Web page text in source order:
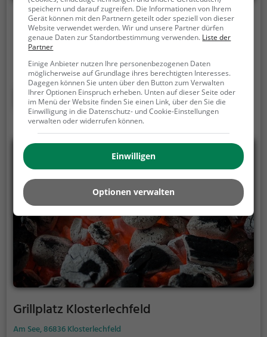
Grillplatz München
Alemannenstraße, 81543 München
Keine Beschreibung verfügbar.
Mehr erfahren
Grillplatz Klosterlechfeld
Am See, 86836 Klosterlechfeld
speichern und darauf zugreifen. Die Informationen von Ihrem
Gerät können mit den Partnern geteilt oder speziell von dieser
Website verwendet werden. Wir und unsere Partner dürfen
genaue Daten zur Standortbestimmung verwenden. Liste der
Partner
Einige Anbieter nutzen Ihre personenbezogenen Daten
möglicherweise auf Grundlage ihres berechtigten Interesses.
Dagegen können Sie unten über den Button zum Verwalten
Ihrer Optionen Einspruch erheben. Unten auf dieser Seite oder
im Menü der Website finden Sie einen Link, über den Sie die
Einwilligung in die Datenschutz- und Cookie-Einstellungen
verwalten oder widerrufen können.
Einwilligen
Optionen verwalten